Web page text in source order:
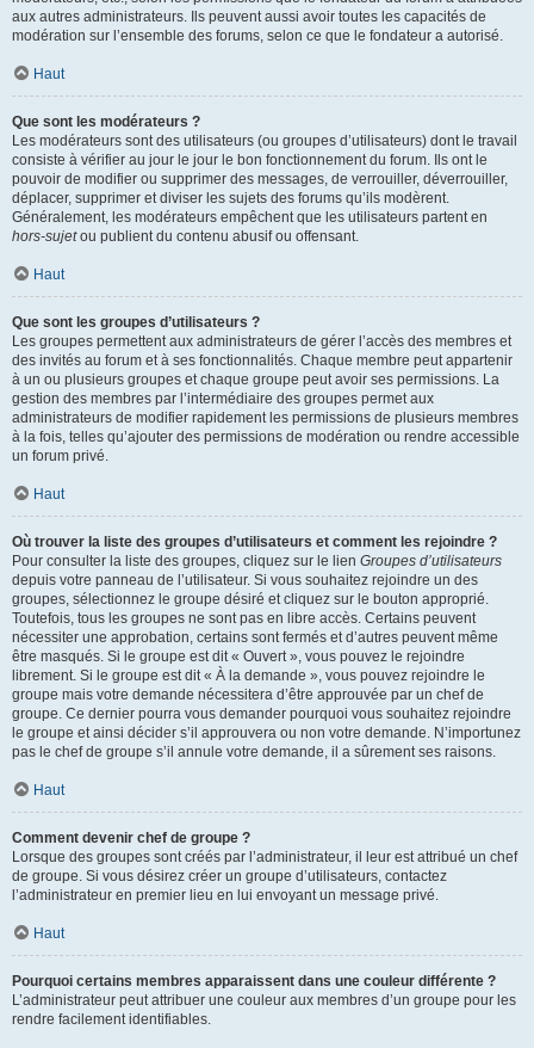
aux autres administrateurs. Ils peuvent aussi avoir toutes les capacités de
modération sur l’ensemble des forums, selon ce que le fondateur a autorisé.
Haut
Que sont les modérateurs ?
Les modérateurs sont des utilisateurs (ou groupes d’utilisateurs) dont le travail
consiste à vérifier au jour le jour le bon fonctionnement du forum. Ils ont le
pouvoir de modifier ou supprimer des messages, de verrouiller, déverrouiller,
déplacer, supprimer et diviser les sujets des forums qu’ils modèrent.
Généralement, les modérateurs empêchent que les utilisateurs partent en
hors-sujetou publient du contenu abusif ou offensant.
Haut
Que sont les groupes d’utilisateurs ?
Les groupes permettent aux administrateurs de gérer l’accès des membres et
des invités au forum et à ses fonctionnalités. Chaque membre peut appartenir
à un ou plusieurs groupes et chaque groupe peut avoir ses permissions. La
gestion des membres par l’intermédiaire des groupes permet aux
administrateurs de modifier rapidement les permissions de plusieurs membres
à la fois, telles qu’ajouter des permissions de modération ou rendre accessible
un forum privé.
Haut
Où trouver la liste des groupes d’utilisateurs et comment les rejoindre ?
Pour consulter la liste des groupes, cliquez sur le lien Groupes d’utilisateurs
depuis votre panneau de l’utilisateur. Si vous souhaitez rejoindre un des
groupes, sélectionnez le groupe désiré et cliquez sur le bouton approprié.
Toutefois, tous les groupes ne sont pas en libre accès. Certains peuvent
nécessiter une approbation, certains sont fermés et d’autres peuvent même
être masqués. Si le groupe est dit « Ouvert », vous pouvez le rejoindre
librement. Si le groupe est dit « À la demande », vous pouvez rejoindre le
groupe mais votre demande nécessitera d’être approuvée par un chef de
groupe. Ce dernier pourra vous demander pourquoi vous souhaitez rejoindre
le groupe et ainsi décider s’il approuvera ou non votre demande. N’importunez
pas le chef de groupe s’il annule votre demande, il a sûrement ses raisons.
Haut
Comment devenir chef de groupe ?
Lorsque des groupes sont créés par l’administrateur, il leur est attribué un chef
de groupe. Si vous désirez créer un groupe d’utilisateurs, contactez
l’administrateur en premier lieu en lui envoyant un message privé.
Haut
Pourquoi certains membres apparaissent dans une couleur différente ?
L’administrateur peut attribuer une couleur aux membres d’un groupe pour les
rendre facilement identifiables.